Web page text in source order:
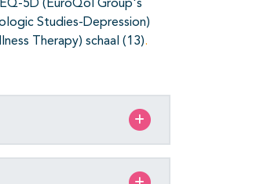
5D (EuroQol Group's
Studies-Depression)
Therapy) schaal (13).